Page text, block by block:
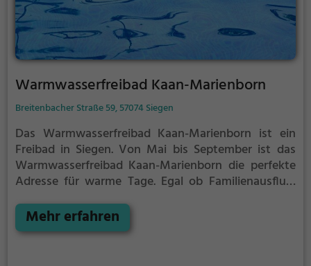
Warmwasserfreibad Kaan-Marienborn
Breitenbacher Straße 59, 57074 Siegen
Das Warmwasserfreibad Kaan-Marienborn ist ein
Freibad in Siegen. Von Mai bis September ist das
Warmwasserfreibad Kaan-Marienborn die perfekte
Adresse für warme Tage. Egal ob Familienausflug,
im Warmwasserfreibad Kaan-Marienborn kommt
jeder auf seine Kosten. Bei gutem Wetter kann die
Mehr erfahren